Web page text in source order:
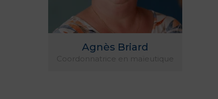
Agnès Briard
Coordonnatrice en maïeutique